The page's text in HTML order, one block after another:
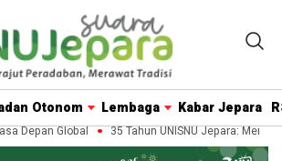
Otonom Lembaga Kabar Jepara
Global 35 Tahun UNISNU Jepara: Merawat